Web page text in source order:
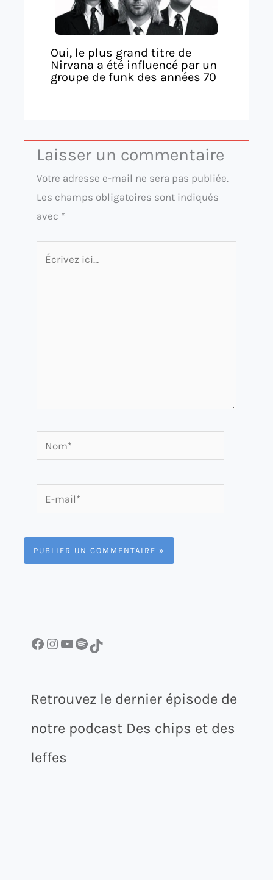
Oui, le plus grand titre de
Nirvana a été influencé par un
groupe de funk des années 70
Laisser un commentaire
Votre adresse e-mail ne sera pas publiée.
Les champs obligatoires sont indiqués
avec *
mail*
Facebook InstagramYouTube Spotify TikTok
Retrouvez le dernier épisode de
notre podcast Des chips et des
leffes